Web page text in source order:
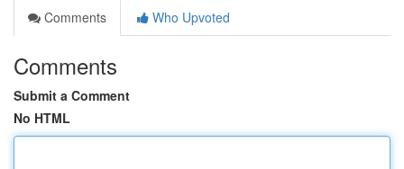
Comments
Who Upvoted
Comments
Submit a Comment
No HTML